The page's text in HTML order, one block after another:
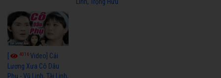
[ 4016Video] Cải
Lương Xưa Cô Dâu
Phụ - Vũ Linh, Tài Linh,